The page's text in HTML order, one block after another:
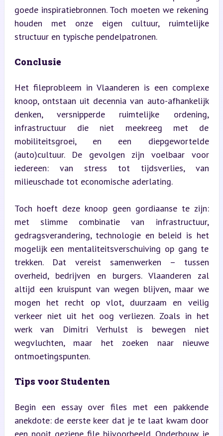
goede inspiratiebronnen. Toch moeten we rekening
houden met onze eigen cultuur, ruimtelijke
structuur en typische pendelpatronen.
Conclusie
Het fileprobleem in Vlaanderen is een complexe
knoop, ontstaan uit decennia van auto-afhankelijk
denken, versnipperde ruimtelijke ordening,
infrastructuur die niet meekreeg met de
mobiliteitsgroei, en een diepgewortelde
(auto)cultuur. De gevolgen zijn voelbaar voor
iedereen: van stress tot tijdsverlies, van
milieuschade tot economische aderlating.
Toch hoeft deze knoop geen gordiaanse te zijn:
met slimme combinatie van infrastructuur,
gedragsverandering, technologie en beleid is het
mogelijk een mentaliteitsverschuiving op gang te
trekken. Dat vereist samenwerken – tussen
overheid, bedrijven en burgers. Vlaanderen zal
altijd een kruispunt van wegen blijven, maar we
mogen het recht op vlot, duurzaam en veilig
verkeer niet uit het oog verliezen. Zoals in het
werk van Dimitri Verhulst is bewegen niet
wegvluchten, maar het zoeken naar nieuwe
ontmoetingspunten.
Tips voor Studenten
Begin een essay over files met een pakkende
anekdote: de eerste keer dat je te laat kwam door